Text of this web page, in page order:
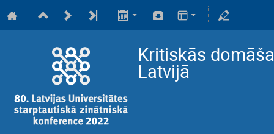
Kritiskās
Latvijā